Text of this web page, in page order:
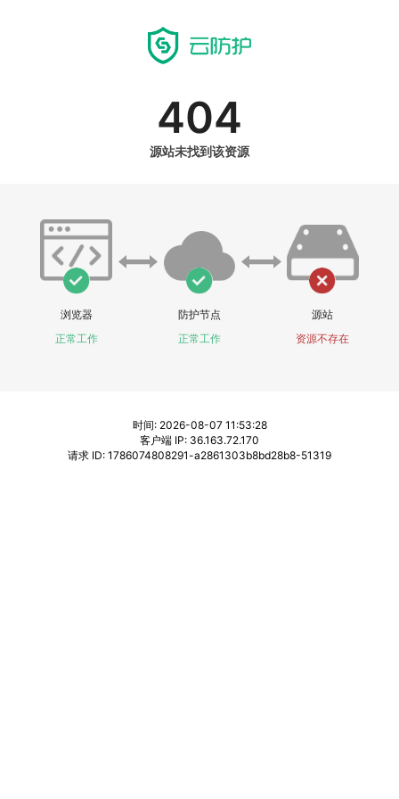
404
源站未找到该资源
浏览器
正常工作
防护节点
正常工作
源站
资源不存在
时间: 2026-08-07 11:53:28
客户端 IP: 36.163.72.170
请求 ID: 1786074808291-a2861303b8bd28b8-51319